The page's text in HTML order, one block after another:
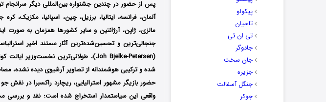
پیکولو
تاسیان
تی ان تی
جادوگر
جان سخت
جزیره
جنگل آسفالت
جوکر
آلمان، فرانسه، ایتالیا، برزیل، چین، اسپانیا، مکزیک،
مالزی، ژاپن، آرژانتین و سایر کشورها همزمان به صورت
جنجالی‌ترین و تحسین‌شده‌ترین آثار مستند اخیر
(Joh Bjelke-Petersen)، طولانی‌ترین نخست‌وزیر ایالت کوئینزلند، می‌پردازد؛
شده و ترکیبی هوشمندانه از تصاویر آرشیوی دیده نشده،
حضور بازیگر مشهور استرالیایی، ریچارد راکسبرا در نقش